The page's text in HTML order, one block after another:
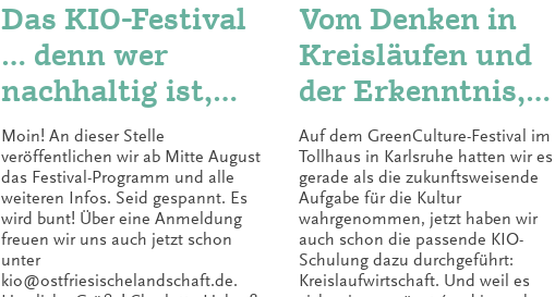
Das KIO-Festival
… denn wer
nachhaltig ist,
darf auch mal
feiern!
Moin! An dieser Stelle
veröffentlichen wir ab Mitte August
das Festival-Programm und alle
weiteren Infos. Seid gespannt. Es
wird bunt! Über eine Anmeldung
freuen wir uns auch jetzt schon
unter
kio@ostfriesischelandschaft.de.
Vom Denken in
Kreisläufen und
der Erkenntnis,
dass
Nachhaltigkeit
auf dem Teller
beginnt. Eine
Nachlese.
Auf dem GreenCulture-Festival im
Tollhaus in Karlsruhe hatten wir es
gerade als die zukunftsweisende
Aufgabe für die Kultur
wahrgenommen, jetzt haben wir
auch schon die passende KIO-
Schulung dazu durchgeführt:
Kreislaufwirtschaft. Und weil es